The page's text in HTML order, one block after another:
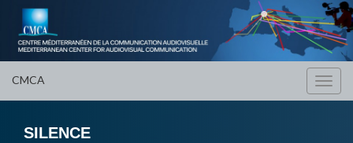
CMCA
SILENCE